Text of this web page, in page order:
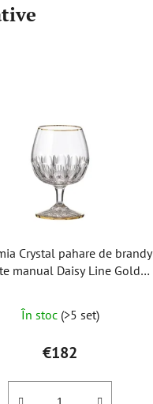
Crystal pahare de brandy
manual Daisy Line Gold
În stoc (>5 set)
€182